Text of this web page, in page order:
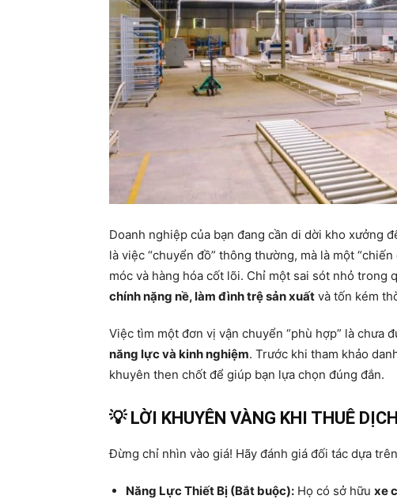
Doanh nghiệp của bạn đang cần di dời kho xưởng
là việc “chuyển đồ” thông thường, mà là một
móc và hàng hóa cốt lõi. Chỉ một sai sót nhỏ trong
chính nặng nề, làm đình trệ sản xuất và tốn kém
Việc tìm một đơn vị vận chuyển “phù hợp” là chưa
năng lực và kinh nghiệm. Trước khi tham khảo
khuyên then chốt để giúp bạn lựa chọn đúng đắn.
💡 LỜI KHUYÊN VÀNG KHI THUÊ
Đừng chỉ nhìn vào giá! Hãy đánh giá đối tác dựa
Năng Lực Thiết Bị (Bắt buộc): Họ có sở hữu xe